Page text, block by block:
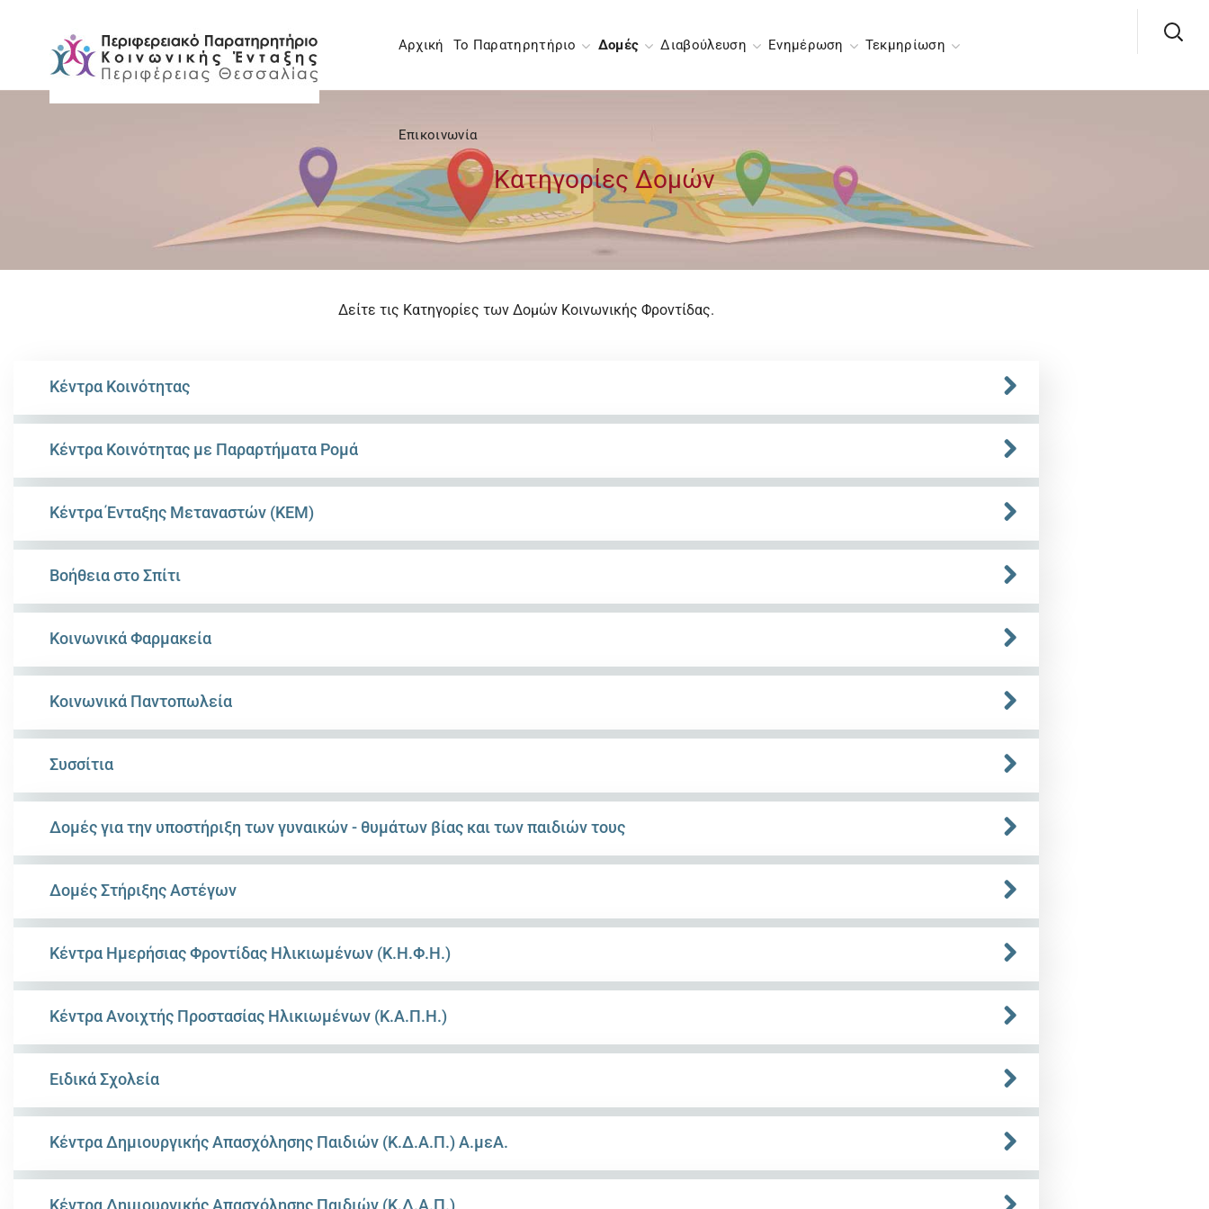
Αρχική Το Παρατηρητήριο Δομές Διαβούλευση Ενημέρωση Τεκμηρίωση
Επικοινωνία
Κατηγορίες Δομών
Δείτε τις Κατηγορίες των Δομών Κοινωνικής Φροντίδας.
Κέντρα Κοινότητας
Κέντρα Κοινότητας με Παραρτήματα Ρομά
Κέντρα Ένταξης Μεταναστών (ΚΕΜ)
Βοήθεια στο Σπίτι
Κοινωνικά Φαρμακεία
Κοινωνικά Παντοπωλεία
Συσσίτια
Δομές για την υποστήριξη των γυναικών - θυμάτων βίας και των παιδιών τους
Δομές Στήριξης Αστέγων
Κέντρα Ημερήσιας Φροντίδας Ηλικιωμένων (Κ.Η.Φ.Η.)
Κέντρα Ανοιχτής Προστασίας Ηλικιωμένων (Κ.Α.Π.Η.)
Ειδικά Σχολεία
Κέντρα Δημιουργικής Απασχόλησης Παιδιών (Κ.Δ.Α.Π.) Α.μεΑ.
Κέντρα Δημιουργικής Απασχόλησης Παιδιών (Κ.Δ.Α.Π.)